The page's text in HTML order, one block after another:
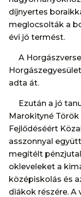
díjnyertes
meglocsolták a
évi jó termést.
A
adta át.
Ezután a jó
Marokityné Török
Fejlődéséért
asszonnyal
megítélt
okleveleket a
középiskolás és
diákok részére. A